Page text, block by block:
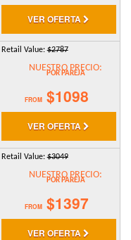
VER OFERTA
Retail Value:$2787
NUESTRO PRECIO:
POR PAREJA
FROM $1098
VER OFERTA
Retail Value:$3049
NUESTRO PRECIO:
POR PAREJA
FROM $1397
VER OFERTA